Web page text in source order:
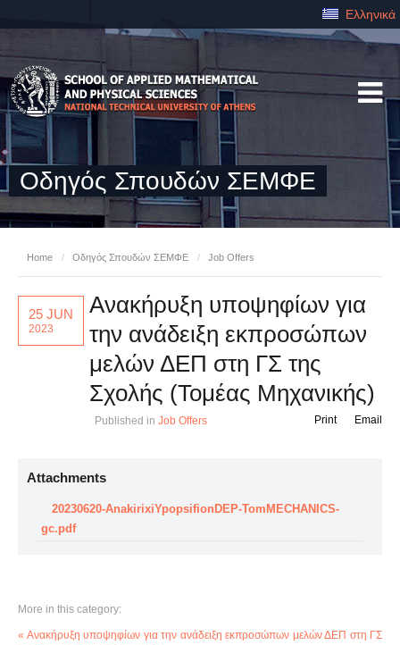
Ελληνικά
Οδηγός Σπουδών ΣΕΜΦΕ
Home / Οδηγός Σπουδών ΣΕΜΦΕ / Job Offers
25 JUN
2023
Ανακήρυξη υποψηφίων για
την ανάδειξη εκπροσώπων
μελών ΔΕΠ στη ΓΣ της
Σχολής (Τομέας Μηχανικής)
Published in Job Offers Email
Print
Attachments
20230620-AnakirixiYpopsifionDEP-TomMECHANICS-
gc.pdf
More in this category:
« Ανακήρυξη υποψηφίων για την ανάδειξη εκπροσώπων μελών ΔΕΠ στη ΓΣ